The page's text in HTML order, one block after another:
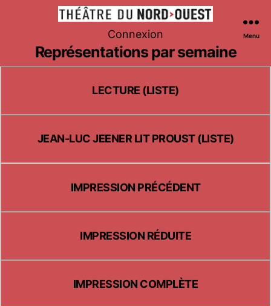
Théâtre
du
Nord-
Ouest
Connexion Menu
Représentations par semaine
LECTURE (LISTE)
JEAN-LUC JEENER LIT PROUST (LISTE)
IMPRESSION PRÉCÉDENT
IMPRESSION RÉDUITE
IMPRESSION COMPLÈTE